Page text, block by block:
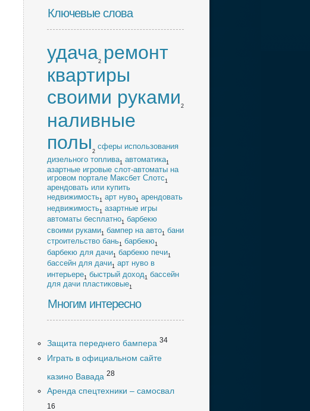
Ключевые слова
удача2 ремонт
квартиры
своими руками 2
наливные
полы 2
cферы использования
дизельного топлива1 автоматика1
азартные игровые слот-автоматы на
игровом портале Максбет Слотс 1
арендовать или купить
недвижимость1 арт нуво1 арендовать
недвижимость1 азартные игры
автоматы бесплатно1 барбекю
своими руками1 бампер на авто1 бани
строительство бань1 барбекю1
барбекю для дачи1 барбекю печи1
бассейн для дачи1 арт нуво в
интерьере1 быстрый доход1 бассейн
для дачи пластиковые1
Многим интересно
Защита переднего бампера 34
Играть в официальном сайте
казино Вавада 28
Аренда спецтехники – самосвал
16